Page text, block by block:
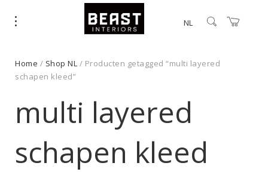
NL
Home / Shop NL / Producten getagged “multi layered
schapen kleed”
multi layered
schapen kleed